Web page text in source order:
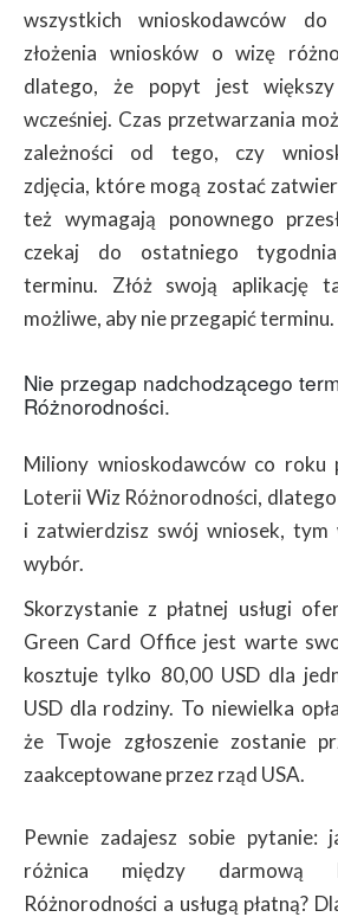
wszystkich wnioskodawców do
złożenia wniosków o wizę
dlatego, że popyt jest
wcześniej. Czas przetwarzania
zależności od tego, czy
zdjęcia, które mogą zostać
też wymagają ponownego
czekaj do ostatniego
terminu. Złóż swoją aplikację
możliwe, aby nie przegapić terminu.
Nie przegap nadchodzącego
Różnorodności.
Miliony wnioskodawców co roku
Loterii Wiz Różnorodności, dlatego
i zatwierdzisz swój wniosek, tym
wybór.
Skorzystanie z płatnej usługi
Green Card Office jest warte
kosztuje tylko 80,00 USD dla
USD dla rodziny. To niewielka
że Twoje zgłoszenie zostanie
zaakceptowane przez rząd USA.
Pewnie zadajesz sobie pytanie:
różnica między darmową
Różnorodności a usługą płatną?